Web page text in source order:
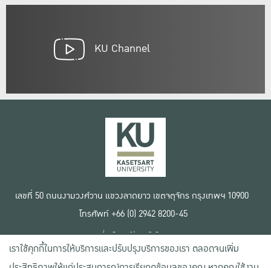
KU Channel
เลขที่ 50 ถนนงามวงศ์วาน แขวงลาดยาว เขตจตุจักร กรุงเทพฯ 10900
โทรศัพท์ +66 (0) 2942 8200-45
เงื่อนไขการใช้งานเว็บไซต์
ข้อตกลงด้านสิทธิ์ใช้งาน
นโยบายความเป็นส่วนตัว
เราใช้คุกกี้ในการให้บริการและปรับปรุงบริการของเรา ตลอดจนเพิ่ม